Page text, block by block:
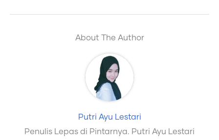
About The Author
Putri Ayu Lestari
Penulis Lepas di Pintarnya. Putri Ayu Lestari